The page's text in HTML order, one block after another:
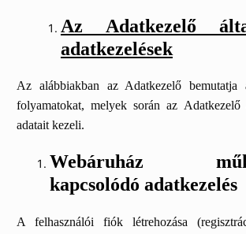
Az Adatkezelő
adatkezelések
Az alábbiakban az Adatkezelő bemutatja
folyamatokat, melyek során az Adatkezelő
adatait kezeli.
Webáruház
kapcsolódó adatkezelés
A felhasználói fiók létrehozása